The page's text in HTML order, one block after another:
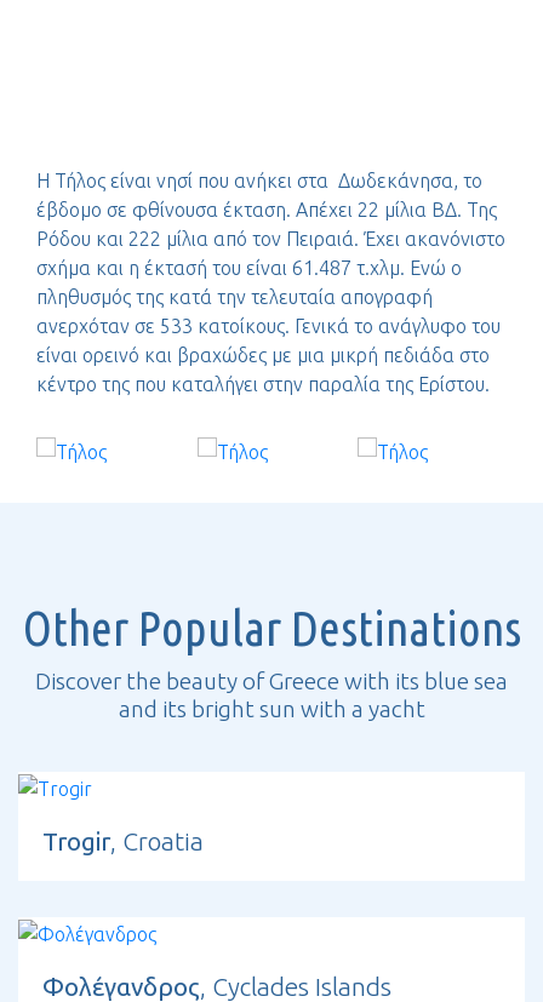
Η Τήλος είναι νησί που ανήκει στα Δωδεκάνησα, το
έβδομο σε φθίνουσα έκταση. Απέχει 22 μίλια ΒΔ. Της
Ρόδου και 222 μίλια από τον Πειραιά. Έχει ακανόνιστο
σχήμα και η έκτασή του είναι 61.487 τ.χλμ. Ενώ ο
πληθυσμός της κατά την τελευταία απογραφή
ανερχόταν σε 533 κατοίκους. Γενικά το ανάγλυφο του
είναι ορεινό και βραχώδες με μια μικρή πεδιάδα στο
κέντρο της που καταλήγει στην παραλία της Ερίστου.
Other Popular Destinations
Discover the beauty of Greece with its blue sea
and its bright sun with a yacht
Trogir, Croatia
Φολέγανδρος, Cyclades Islands